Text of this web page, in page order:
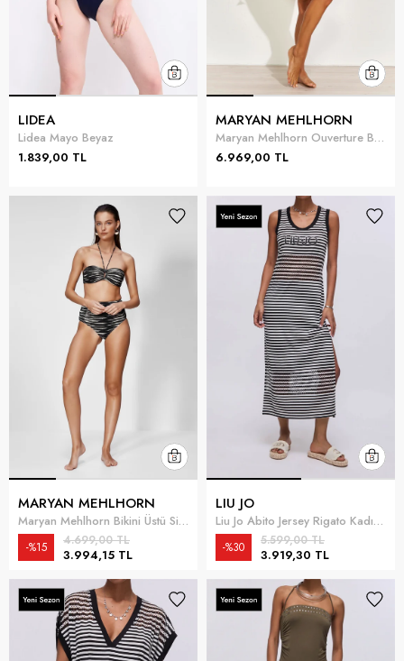
LIDEA
Lidea Mayo Beyaz
1.839,00 TL
MARYAN MEHLHORN
Maryan Mehlhorn Ouverture Bikini Üstü Siyah
6.969,00 TL
MARYAN MEHLHORN
Maryan Mehlhorn Bikini Üstü Siyah
3.994,15 TL
4.699,00 TL
%15
LIU JO
Liu Jo Abito Jersey Rigato Kadın Plaj Elbisesi Çok Renkli
3.919,30 TL
5.599,00 TL
%30